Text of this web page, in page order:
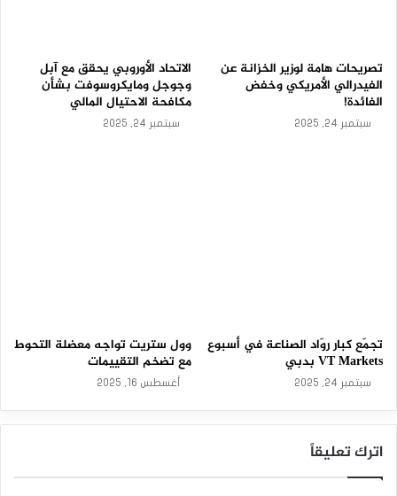
تصريحات هامة لوزير الخزانة عن
الفيدرالي الأمريكي وخفض
الفائدة!
سبتمبر 24, 2025
الاتحاد الأوروبي يحقق مع آبل
وجوجل ومايكروسوفت بشأن
مكافحة الاحتيال المالي
سبتمبر 24, 2025
تجمّع كبار روّاد الصناعة في أسبوع
VT Markets بدبي
سبتمبر 24, 2025
وول ستريت تواجه معضلة التحوط
مع تضخم التقييمات
أغسطس 16, 2025
اترك تعليقاً